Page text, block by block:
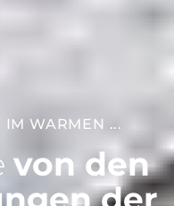
IM WARMEN ...
von den